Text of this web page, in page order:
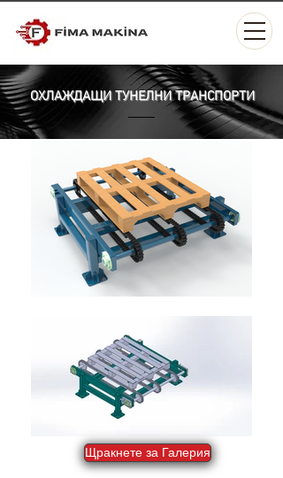
ОХЛАЖДАЩИ ТУНЕЛНИ ТРАНСПОРТИ
Щракнете за Галерия